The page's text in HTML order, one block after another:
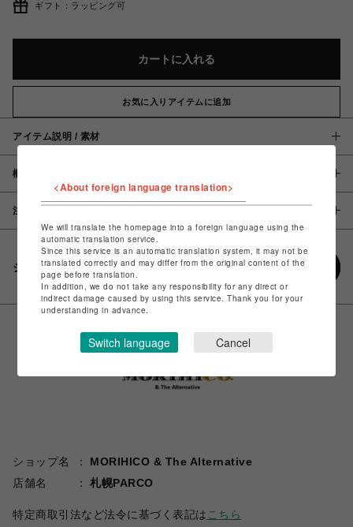
ギフト：ラッピング可
カートに入れる
お気に入りアイテムに追加
アイテム説明 / 素材
概要
注意事項
シェアする
ショップ名
MORIHICO & The Alternative
店舗名
札幌PARCO
特定商取引法など法令に基づく表記は こちら
<About foreign language translation>
We will translate the homepage into a foreign language using the
automatic translation service.
Since this service is an automatic translation system, it may not be
translated correctly and may differ from the original content of the
page before translation.
In addition, we do not take any responsibility for any direct or
indirect damage caused by using this service. Thank you for your
understanding in advance.
Switch language Cancel